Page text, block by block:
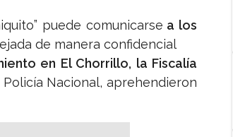
puede comunicarse a los
de manera confidencial
en El Chorrillo, la Fiscalía
Nacional, aprehendieron